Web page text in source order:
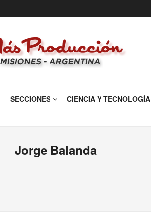
SECCIONES CIENCIA Y TECNOLOGÍA
Jorge Balanda